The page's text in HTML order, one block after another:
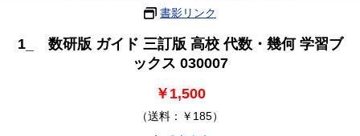
書影リンク
1_ 数研版 ガイド 三訂版 高校 代数・幾何 学習ブ
ックス 030007
￥1,500
（送料：￥185）